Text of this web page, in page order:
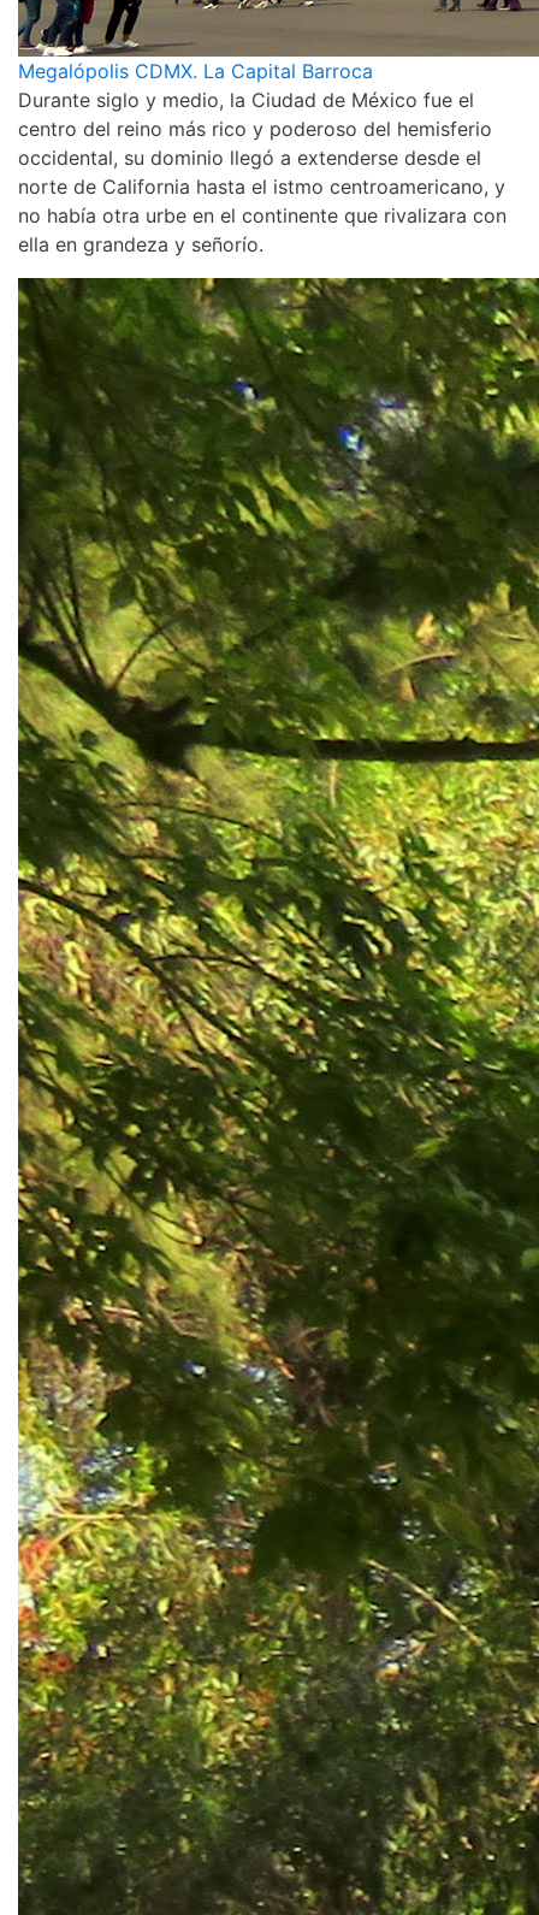
Megalópolis CDMX. La Capital Barroca
Durante siglo y medio, la Ciudad de México fue el
centro del reino más rico y poderoso del hemisferio
occidental, su dominio llegó a extenderse desde el
norte de California hasta el istmo centroamericano, y
no había otra urbe en el continente que rivalizara con
ella en grandeza y señorío.